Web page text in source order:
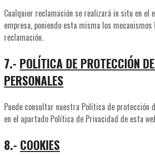
Cualquier reclamación se realizará in situ en el
empresa, poniendo esta misma los
reclamación.
7.- POLÍTICA DE PROTECCIÓN
PERSONALES
Puede consultar nuestra Política de protección
en el apartado Política de Privacidad de esta
8.- COOKIES